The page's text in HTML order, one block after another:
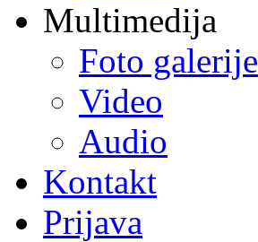
Multimedija
Foto galerije
Video
Audio
Kontakt
Prijava